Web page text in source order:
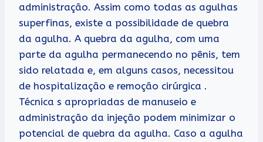
administração. Assim como todas as agulhas
superfinas, existe a possibilidade de quebra
da agulha. A quebra da agulha, com uma
parte da agulha permanecendo no pênis, tem
sido relatada e, em alguns casos, necessitou
de hospitalização e remoção cirúrgica .
Técnica s apropriadas de manuseio e
administração da injeção podem minimizar o
potencial de quebra da agulha. Caso a agulha